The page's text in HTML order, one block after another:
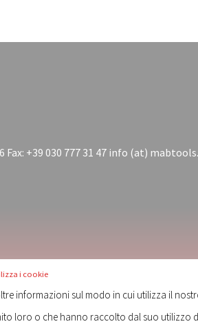
Fax: +39 030 777 31 47 info (at)
i cookie
informazioni sul modo in cui utilizza il
loro o che hanno raccolto dal suo utilizzo